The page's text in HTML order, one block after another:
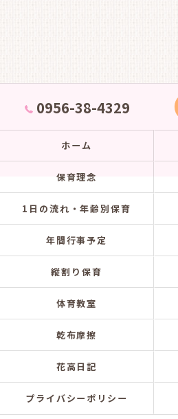
0956-38-4329
ホーム
保育理念
1日の流れ・年齢別保育
年間行事予定
縦割り保育
体育教室
乾布摩擦
花高日記
プライバシーポリシー